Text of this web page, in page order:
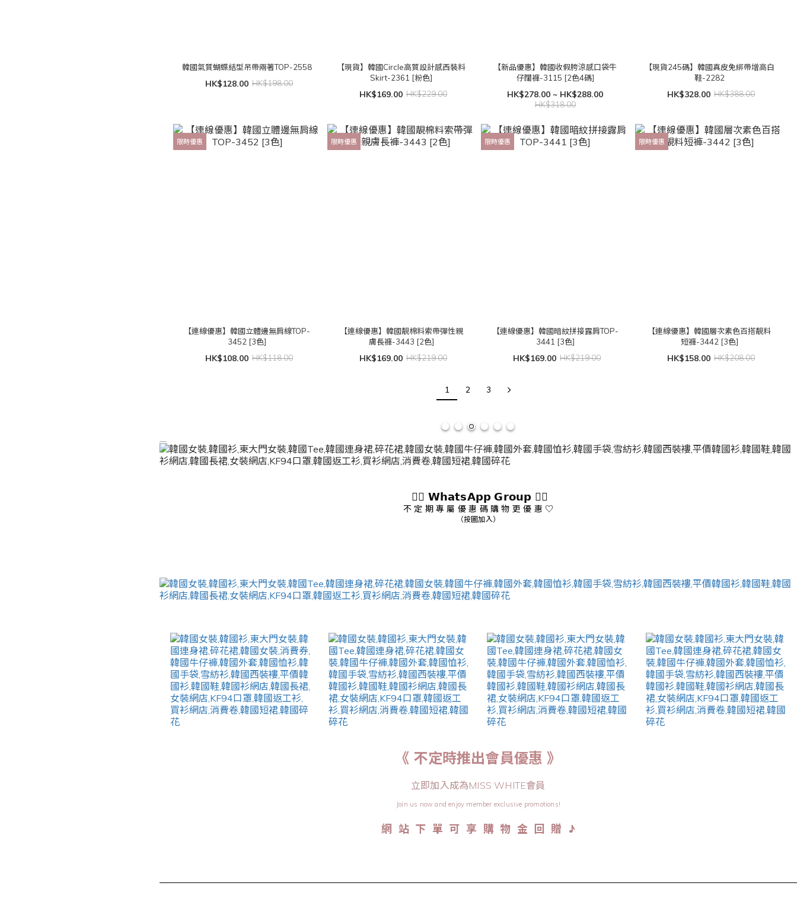
韓國氣質蝴蝶結型吊帶兩著TOP-2558
HK$128.00 HK$198.00
【現貨】韓國Circle高質設計感西裝料
Skirt-2361 [粉色]
HK$169.00 HK$229.00
【新品優惠】韓國收假胯涼感口袋牛
仔闊褲-3115 [2色4碼]
HK$278.00 ~ HK$288.00
HK$318.00
【現貨245碼】韓國真皮免綁帶增高白
鞋-2282
HK$328.00 HK$388.00
限時優惠
【連線優惠】韓國立體邊無肩線TOP-
3452 [3色]
HK$108.00 HK$118.00
限時優惠
【連線優惠】韓國靚棉料索帶彈性親
膚長褲-3443 [2色]
HK$169.00 HK$219.00
限時優惠
【連線優惠】韓國暗紋拼接露肩TOP-
3441 [3色]
HK$169.00 HK$219.00
限時優惠
【連線優惠】韓國層次素色百搭靚料
短褲-3442 [3色]
HK$158.00 HK$208.00
1 2 3
👇🏻 𝗪𝗵𝗮𝘁𝘀𝗔𝗽𝗽 𝗚𝗿𝗼𝘂𝗽 👇🏻
不 定 期 專 屬 優 惠 碼 購 物 更 優 惠 ♡
（按圖加入）
《 不定時推出會員優惠 》
立即加入成為MISS WHITE會員
Join us now and enjoy member exclusive promotions!
網 站 下 單 可 享 購 物 金 回 贈 ♪